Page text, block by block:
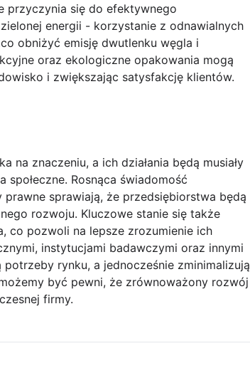
przyczynia się do efektywnego
energii - korzystanie z odnawialnych
obniżyć emisję dwutlenku węgla i
oraz ekologiczne opakowania mogą
i zwiększając satysfakcję klientów.
na znaczeniu, a ich działania będą musiały
Rosnąca świadomość
sprawiają, że przedsiębiorstwa będą
rozwoju. Kluczowe stanie się także
co pozwoli na lepsze zrozumienie ich
instytucjami badawczymi oraz innymi
rynku, a jednocześnie zminimalizują
być pewni, że zrównoważony rozwój
firmy.